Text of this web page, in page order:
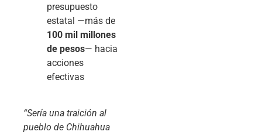
presupuesto
estatal —más de
100 mil millones
de pesos— hacia
acciones
efectivas
“Sería una traición al
pueblo de Chihuahua